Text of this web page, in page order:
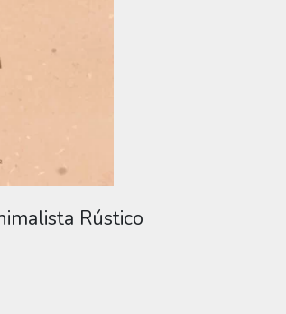
Rústico